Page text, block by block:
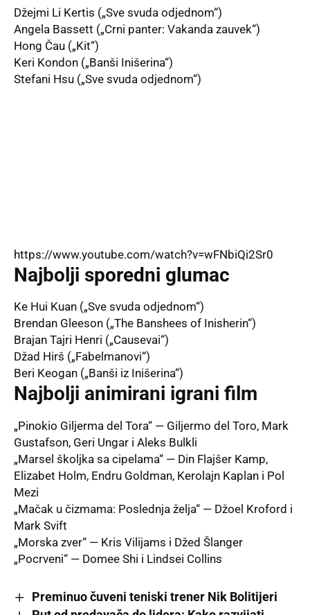
Džejmi Li Kertis („Sve svuda odjednom“)
Angela Bassett („Crni panter: Vakanda zauvek“)
Hong Čau („Kit“)
Keri Kondon („Banši Inišerina“)
Stefani Hsu („Sve svuda odjednom“)
https://www.youtube.com/watch?v=wFNbiQi2Sr0
Najbolji sporedni glumac
Ke Hui Kuan („Sve svuda odjednom“)
Brendan Gleeson („The Banshees of Inisherin“)
Brajan Tajri Henri („Causevai“)
Džad Hirš („Fabelmanovi“)
Beri Keogan („Banši iz Inišerina“)
Najbolji animirani igrani film
„Pinokio ​​Giljerma del Tora“ — Giljermo del Toro, Mark
Gustafson, Geri Ungar i Aleks Bulkli
„Marsel školjka sa cipelama“ — Din Flajšer Kamp,
Elizabet Holm, Endru Goldman, Kerolajn Kaplan i Pol
Mezi
„Mačak u čizmama: Poslednja želja“ — Džoel Kroford i
Mark Svift
„Morska zver“ — Kris Vilijams i Džed Šlanger
„Pocrveni“ — Domee Shi i Lindsei Collins
Preminuo čuveni teniski trener Nik Bolitijeri